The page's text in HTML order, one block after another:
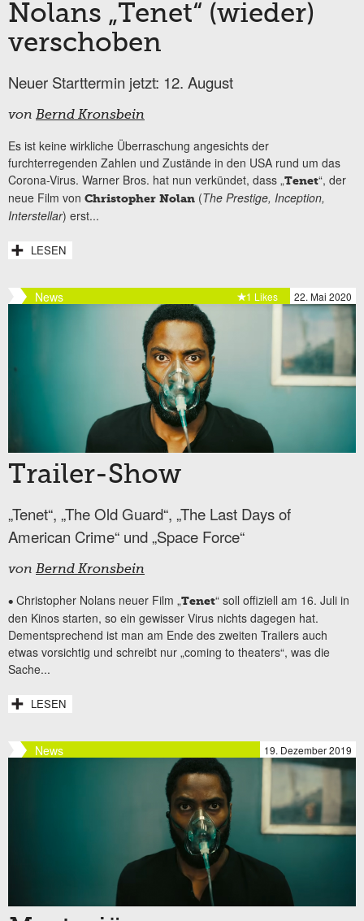
Nolans „Tenet“ (wieder)
verschoben
Neuer Starttermin jetzt: 12. August
von Bernd Kronsbein
Es ist keine wirkliche Überraschung angesichts der
furchterregenden Zahlen und Zustände in den USA rund um das
Corona-Virus. Warner Bros. hat nun verkündet, dass „Tenet“, der
neue Film von Christopher Nolan (The Prestige, Inception,
Interstellar) erst...
LESEN
News 22. Mai 2020
1 Likes
Trailer-Show
„Tenet“, „The Old Guard“, „The Last Days of
American Crime“ und „Space Force“
von Bernd Kronsbein
• Christopher Nolans neuer Film „Tenet“ soll offiziell am 16. Juli in
den Kinos starten, so ein gewisser Virus nichts dagegen hat.
Dementsprechend ist man am Ende des zweiten Trailers auch
etwas vorsichtig und schreibt nur „coming to theaters“, was die
Sache...
LESEN
News 19. Dezember 2019